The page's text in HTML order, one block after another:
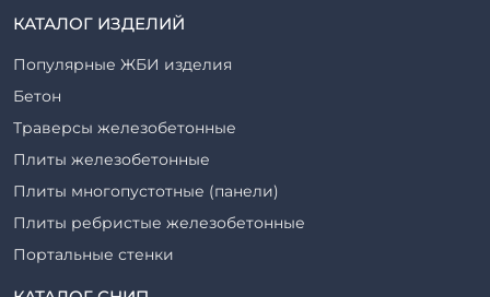
КАТАЛОГ ИЗДЕЛИЙ
Популярные ЖБИ изделия
Бетон
Траверсы железобетонные
Плиты железобетонные
Плиты многопустотные (панели)
Плиты ребристые железобетонные
Портальные стенки
Прогоны железобетонные